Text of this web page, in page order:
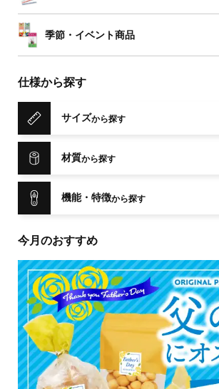
季節・イベント商品
仕様から探す
サイズから探す
材質から探す
機能・特徴から探す
今月のおすすめ